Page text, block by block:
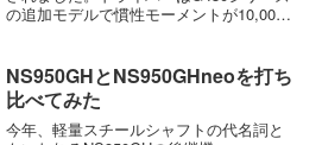
の追加モデルで慣性モーメントが10,000
ロが使用中のマッスルバックの『...
NS950GHとNS950GHneoを打ち
比べてみた
今年、軽量スチールシャフトの代名詞と